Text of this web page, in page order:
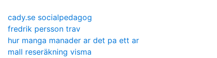
cady.se socialpedagog
fredrik persson trav
hur manga manader ar det pa ett ar
mall reseräkning visma